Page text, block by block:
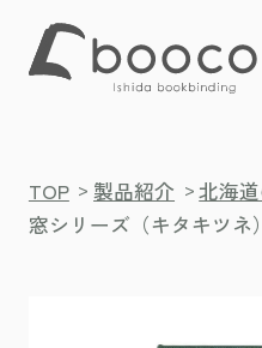
TOP > 製品紹介 > 北海
窓シリーズ（キタキツネ）